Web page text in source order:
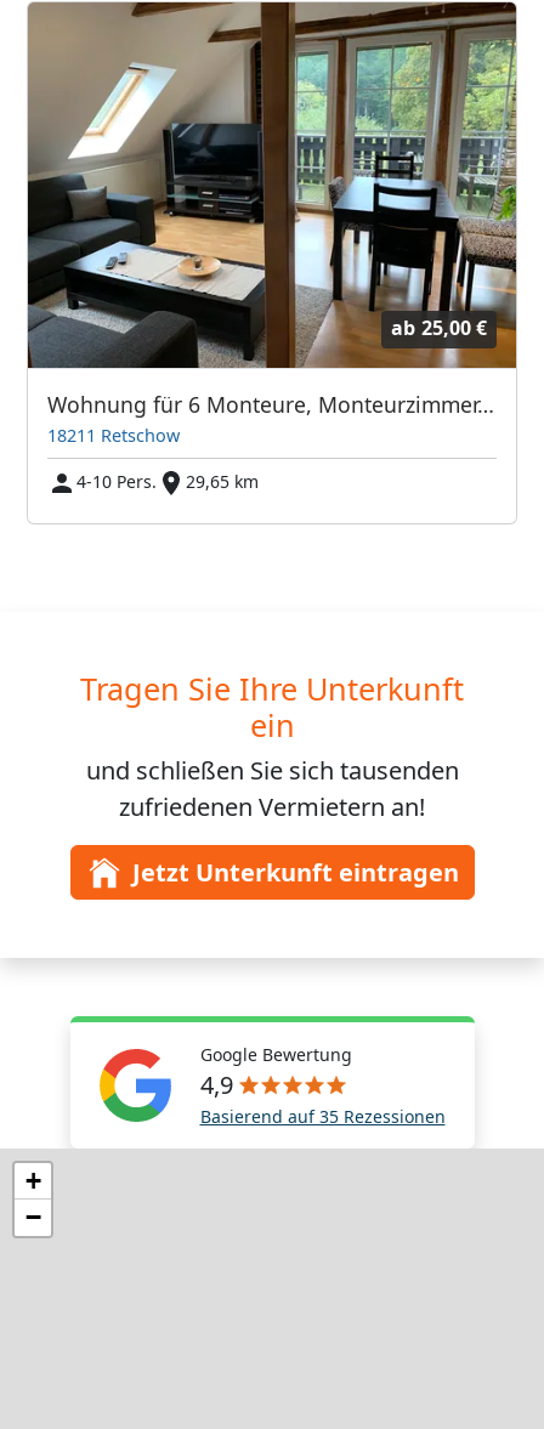
ab 25,00 €
Wohnung für 6 Monteure, Monteurzimmer, Ferienwohnung
18211 Retschow
4-10 Pers.
29,65 km
Tragen Sie Ihre Unterkunft
ein
und schließen Sie sich tausenden
zufriedenen Vermietern an!
Jetzt Unterkunft eintragen
Google Bewertung
4,9
Basierend auf 35 Rezessionen
+
−